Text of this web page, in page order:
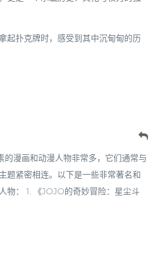
起扑克牌时，感受到其中沉甸甸的历
的漫画和动漫人物非常多，它们通常与
题紧密相连。以下是一些非常著名和
物： 1. 《JOJO的奇妙冒险：星尘斗